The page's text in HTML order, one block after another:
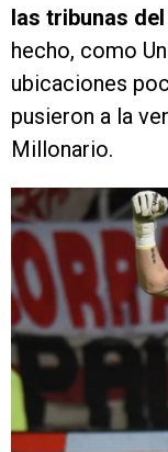
las tribunas
hecho, como
ubicaciones
pusieron a la
Millonario.